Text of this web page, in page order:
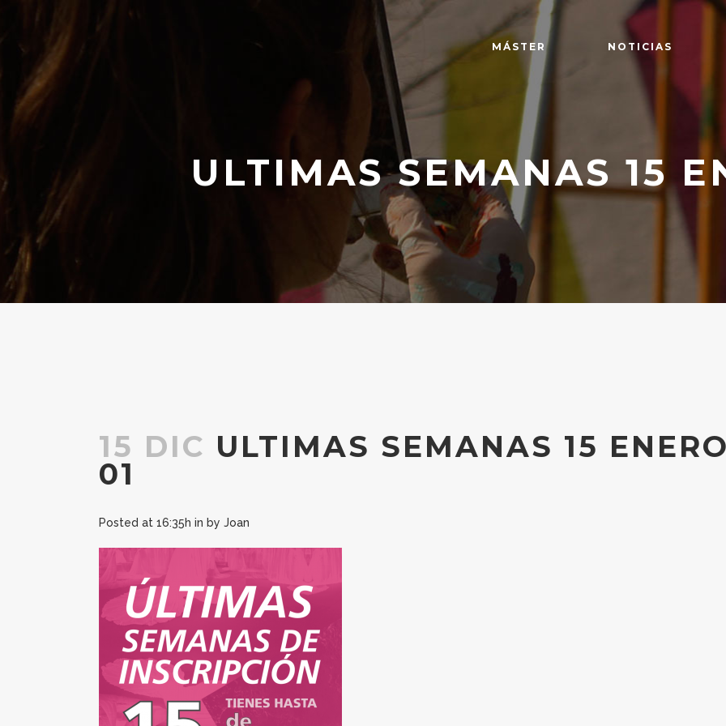
MÁSTER NOTICIAS
ULTIMAS SEMANAS 15
15 DIC ULTIMAS SEMANAS 15
01
Posted at 16:35h in by Joan